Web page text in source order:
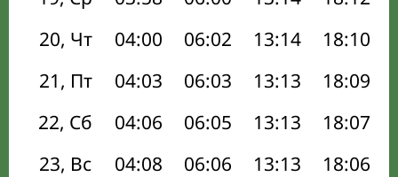
20, Чт
04:00 06:02 13:14 18:10
21, Пт
04:03 06:03 13:13 18:09
22, Сб
04:06 06:05 13:13 18:07
23, Вс
04:08 06:06 13:13 18:06